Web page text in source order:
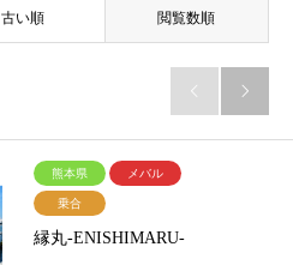
古い順 閲覧数順
 
熊本県 メバル
乗合
縁丸-ENISHIMARU-